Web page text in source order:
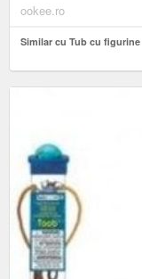
ookee.ro
Similar cu Tub cu